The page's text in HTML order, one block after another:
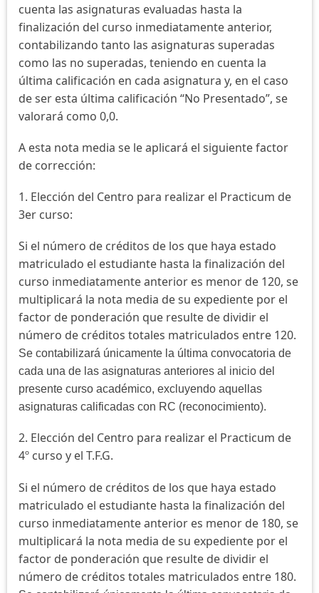
cuenta las asignaturas evaluadas hasta la
finalización del curso inmediatamente anterior,
contabilizando tanto las asignaturas superadas
como las no superadas, teniendo en cuenta la
última calificación en cada asignatura y, en el caso
de ser esta última calificación “No Presentado”, se
valorará como 0,0.
A esta nota media se le aplicará el siguiente factor
de corrección:
1. Elección del Centro para realizar el Practicum de
3er curso:
Si el número de créditos de los que haya estado
matriculado el estudiante hasta la finalización del
curso inmediatamente anterior es menor de 120, se
multiplicará la nota media de su expediente por el
factor de ponderación que resulte de dividir el
número de créditos totales matriculados entre 120.
Se contabilizará únicamente la última convocatoria de
cada una de las asignaturas anteriores al inicio del
presente curso académico, excluyendo aquellas
asignaturas calificadas con RC (reconocimiento).
2. Elección del Centro para realizar el Practicum de
4º curso y el T.F.G.
Si el número de créditos de los que haya estado
matriculado el estudiante hasta la finalización del
curso inmediatamente anterior es menor de 180, se
multiplicará la nota media de su expediente por el
factor de ponderación que resulte de dividir el
número de créditos totales matriculados entre 180.